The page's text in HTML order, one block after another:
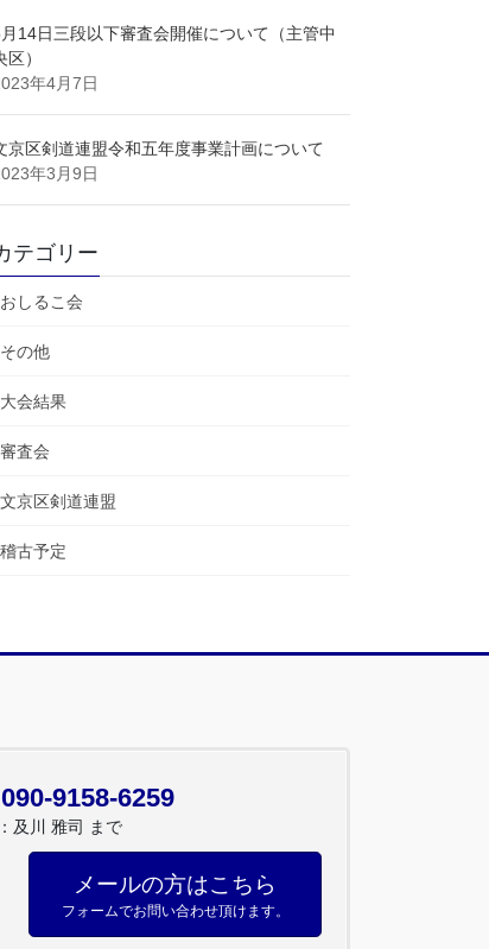
14日三段以下審査会開催について（主管中
区）
年4月7日
京区剣道連盟令和五年度事業計画について
年3月9日
テゴリー
おしるこ会
その他
大会結果
審査会
文京区剣道連盟
稽古予定
090-9158-6259
及川 雅司 まで
メールの方はこちら
フォームでお問い合わせ頂けます。